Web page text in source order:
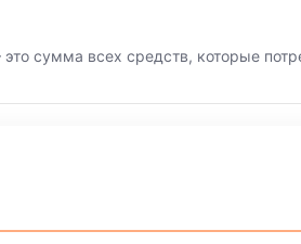
сумма всех средств, которые